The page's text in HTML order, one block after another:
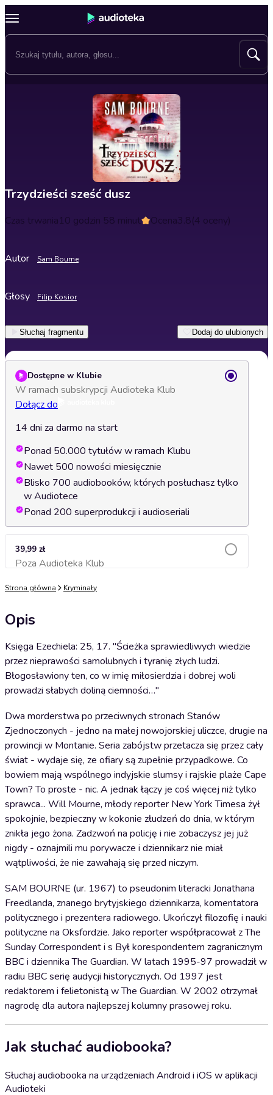
Trzydzieści sześć dusz
Czas trwania10 godzin 58 minut Ocena3.8(4 oceny)
Autor Sam Bourne
Głosy Filip Kosior
Słuchaj fragmentu Dodaj do ulubionych
Dostępne w Klubie
W ramach subskrypcji Audioteka Klub
Dołącz do
14 dni za darmo na start
Ponad 50.000 tytułów w ramach Klubu
Nawet 500 nowości miesięcznie
Blisko 700 audiobooków, których posłuchasz tylko
w Audiotece
Ponad 200 superprodukcji i audioseriali
39,99 zł
Poza Audioteka KlubDodaj do koszyka
Strona główna Kryminały
Opis
Księga Ezechiela: 25, 17. "Ścieżka sprawiedliwych wiedzie
przez nieprawości samolubnych i tyranię złych ludzi.
Błogosławiony ten, co w imię miłosierdzia i dobrej woli
prowadzi słabych doliną ciemności…"
Dwa morderstwa po przeciwnych stronach Stanów
Zjednoczonych - jedno na małej nowojorskiej uliczce, drugie na
prowincji w Montanie. Seria zabójstw przetacza się przez cały
świat - wydaje się, ze ofiary są zupełnie przypadkowe. Co
bowiem mają wspólnego indyjskie slumsy i rajskie plaże Cape
Town? To proste - nic. A jednak łączy je coś więcej niż tylko
sprawca... Will Mourne, młody reporter New York Timesa żył
spokojnie, bezpieczny w kokonie złudzeń do dnia, w którym
znikła jego żona. Zadzwoń na policję i nie zobaczysz jej już
nigdy - oznajmili mu porywacze i dziennikarz nie miał
wątpliwości, że nie zawahają się przed niczym.
SAM BOURNE (ur. 1967) to pseudonim literacki Jonathana
Freedlanda, znanego brytyjskiego dziennikarza, komentatora
politycznego i prezentera radiowego. Ukończył filozofię i nauki
polityczne na Oksfordzie. Jako reporter współpracował z The
Sunday Correspondent i s Był korespondentem zagranicznym
BBC i dziennika The Guardian. W latach 1995-97 prowadził w
radiu BBC serię audycji historycznych. Od 1997 jest
redaktorem i felietonistą w The Guardian. W 2002 otrzymał
nagrodę dla autora najlepszej kolumny prasowej roku.
Jak słuchać audiobooka?
Słuchaj audiobooka na urządzeniach Android i iOS w aplikacji
Audioteki